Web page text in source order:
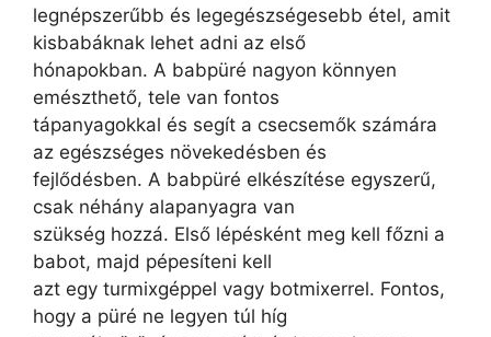
legnépszerűbb és legegészségesebb étel, amit
kisbabáknak lehet adni az első
hónapokban. A babpüré nagyon könnyen
emészthető, tele van fontos
tápanyagokkal és segít a csecsemők számára
az egészséges növekedésben és
fejlődésben. A babpüré elkészítése egyszerű,
csak néhány alapanyagra van
szükség hozzá. Első lépésként meg kell főzni a
babot, majd pépesíteni kell
azt egy turmixgéppel vagy botmixerrel. Fontos,
hogy a püré ne legyen túl híg